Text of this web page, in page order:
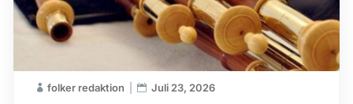
folker redaktion Juli 23, 2026